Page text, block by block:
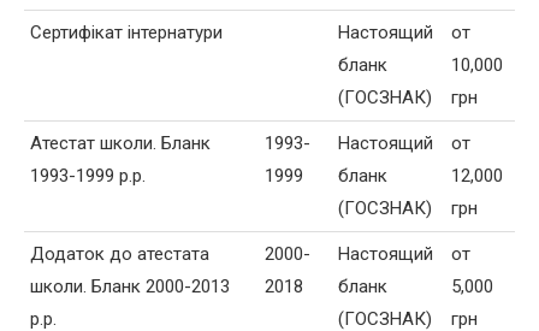
Сертифікат інтернатури
Настоящий
бланк
(ГОСЗНАК)
от
10,000
грн
Атестат школи. Бланк
1993-1999 р.р.
1993-
1999
Настоящий
бланк
(ГОСЗНАК)
от
12,000
грн
Додаток до атестата
школи. Бланк 2000-2013
р.р.
2000-
2018
Настоящий
бланк
(ГОСЗНАК)
от
5,000
грн